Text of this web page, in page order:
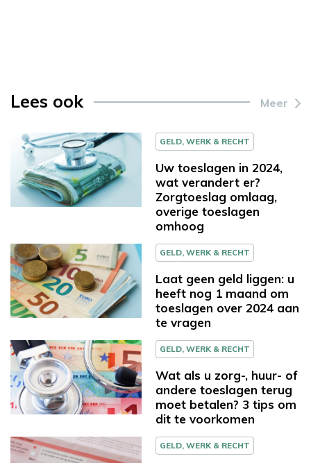
Lees ook Meer
GELD, WERK & RECHT
Uw toeslagen in 2024,
wat verandert er?
Zorgtoeslag omlaag,
overige toeslagen
omhoog
GELD, WERK & RECHT
Laat geen geld liggen: u
heeft nog 1 maand om
toeslagen over 2024 aan
te vragen
GELD, WERK & RECHT
Wat als u zorg-, huur- of
andere toeslagen terug
moet betalen? 3 tips om
dit te voorkomen
GELD, WERK & RECHT